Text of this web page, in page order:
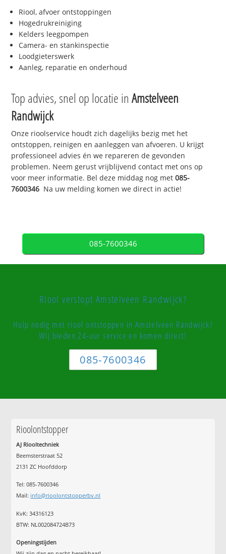
Riool, afvoer ontstoppingen
Hogedrukreiniging
Kelders leegpompen
Camera- en stankinspectie
Loodgieterswerk
Aanleg, reparatie en onderhoud
Top advies, snel op locatie inAmstelveen
Randwijck
Onze rioolservice houdt zich dagelijks bezig met het
ontstoppen, reinigen en aanleggen van afvoeren. U krijgt
professioneel advies én we repareren de gevonden
problemen. Neem gerust vrijblijvend contact met ons op
voor meer informatie. Bel deze middag nog met085-
7600346 Na uw melding komen we direct in actie!
085-7600346
Riool verstopt Amstelveen Randwijck?
Hulp nodig met riool ontstoppen in Amstelveen Randwijck?
Wij bieden 24-uur service en komen direct!
085-7600346
Rioolontstopper
AJ Riooltechniek
Beemsterstraat 52
2131 ZC Hoofddorp
Tel:085-7600346
Mail: info@rioolontstopperbv.nl
KvK: 34316123
BTW: NL002084724B73
Openingstijden